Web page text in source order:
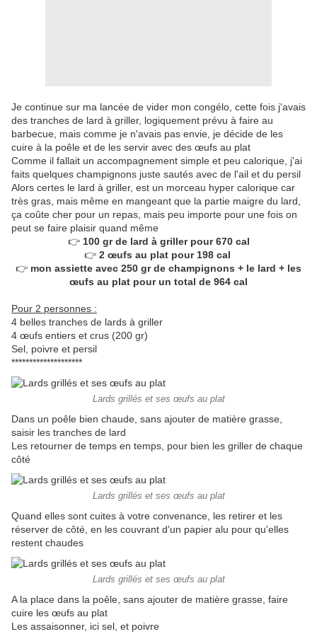
Je continue sur ma lancée de vider mon congélo, cette fois j'avais
des tranches de lard à griller, logiquement prévu à faire au
barbecue, mais comme je n'avais pas envie, je décide de les
cuire à la poêle et de les servir avec des œufs au plat
Comme il fallait un accompagnement simple et peu calorique, j'ai
faits quelques champignons juste sautés avec de l'ail et du persil
Alors certes le lard à griller, est un morceau hyper calorique car
très gras, mais même en mangeant que la partie maigre du lard,
ça coûte cher pour un repas, mais peu importe pour une fois on
peut se faire plaisir quand même
👉 100 gr de lard à griller pour 670 cal
👉 2 œufs au plat pour 198 cal
👉 mon assiette avec 250 gr de champignons + le lard + les
œufs au plat pour un total de 964 cal
Pour 2 personnes :
4 belles tranches de lards à griller
4 œufs entiers et crus (200 gr)
Sel, poivre et persil
********************
Lards grillés et ses œufs au plat
Dans un poêle bien chaude, sans ajouter de matière grasse,
saisir les tranches de lard
Les retourner de temps en temps, pour bien les griller de chaque
côté
Lards grillés et ses œufs au plat
Quand elles sont cuites à votre convenance, les retirer et les
réserver de côté, en les couvrant d'un papier alu pour qu'elles
restent chaudes
Lards grillés et ses œufs au plat
A la place dans la poêle, sans ajouter de matière grasse, faire
cuire les œufs au plat
Les assaisonner, ici sel, et poivre